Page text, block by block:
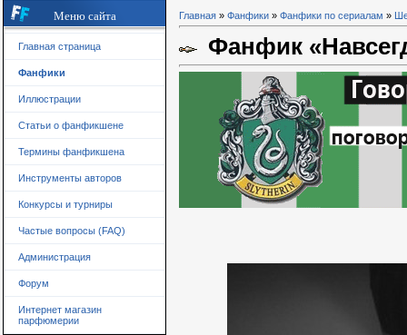
Меню сайта
Главная страница
Фанфики
Иллюстрации
Статьи о фанфикшене
Термины фанфикшена
Инструменты авторов
Конкурсы и турниры
Частые вопросы (FAQ)
Администрация
Форум
Интернет магазин
парфюмерии
Главная » Фанфики » Фанфики по сериалам »
Фанфик